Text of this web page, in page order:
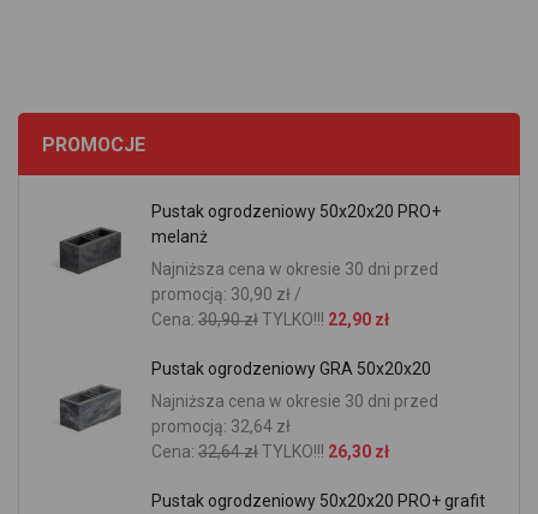
PROMOCJE
Pustak ogrodzeniowy 50x20x20 PRO+
melanż
Najniższa cena w okresie 30 dni przed
promocją: 30,90 zł /
Cena: 30,90 złTYLKO!!! 22,90 zł
Pustak ogrodzeniowy GRA 50x20x20
Najniższa cena w okresie 30 dni przed
promocją: 32,64 zł
Cena: 32,64 złTYLKO!!! 26,30 zł
Pustak ogrodzeniowy 50x20x20 PRO+ grafit